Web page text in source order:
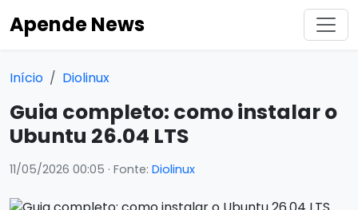
Apende News
Início Diolinux
Guia completo: como instalar o
Ubuntu 26.04 LTS
11/05/2026 00:05 · Fonte: Diolinux